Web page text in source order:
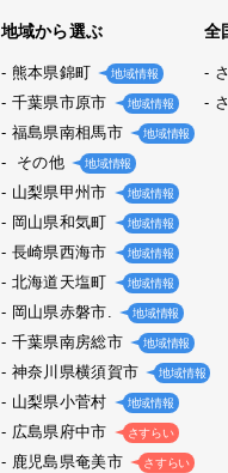
地域から選ぶ
熊本県錦町 地域情報
千葉県市原市 地域情報
福島県南相馬市 地域情報
その他 地域情報
山梨県甲州市 地域情報
岡山県和気町 地域情報
長崎県西海市 地域情報
北海道天塩町 地域情報
岡山県赤磐市. 地域情報
千葉県南房総市 地域情報
神奈川県横須賀市 地域情報
山梨県小菅村 地域情報
広島県府中市 さすらい
鹿児島県奄美市 さすらい
全